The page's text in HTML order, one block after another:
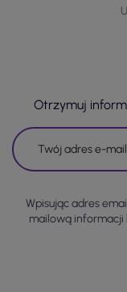
Otrzymuj
Wpisując adres
mailową